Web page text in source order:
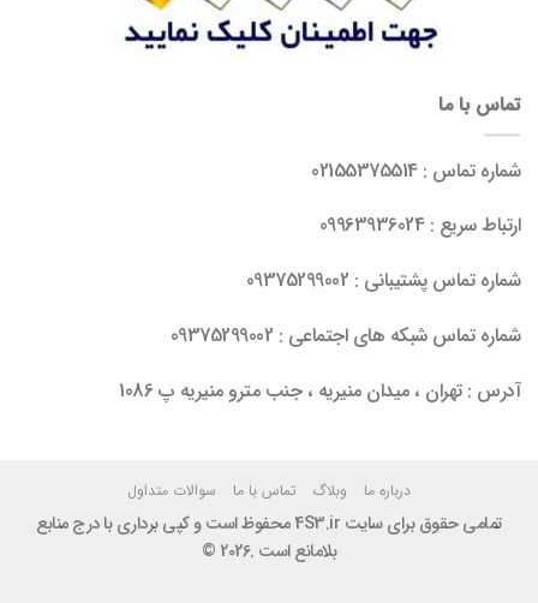
تماس با ما
شماره تماس : 02155375514
ارتباط سریع : 09963936024
شماره تماس پشتیبانی : 09375299002
شماره تماس شبکه های اجتماعی : 09375299002
آدرس : تهران ، میدان منیریه ، جنب مترو منیریه پ 1086
درباره ما وبلاگ تماس با ما سوالات متداول
تمامی حقوق برای سایت 4S3.ir محفوظ است و کپی برداری با درج منابع
بلامانع است .2026 ©